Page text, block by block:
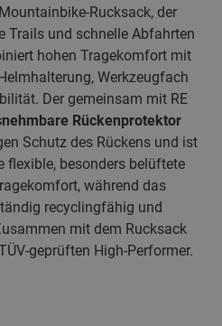
der
Trails und schnelle Abfahrten
hohen Tragekomfort mit
Werkzeugfach
Der gemeinsam mit RE
Rückenprotektor
Schutz des Rückens und ist
flexible, besonders belüftete
während das
recyclingfähig und
mit dem Rucksack
geprüften High-Performer.